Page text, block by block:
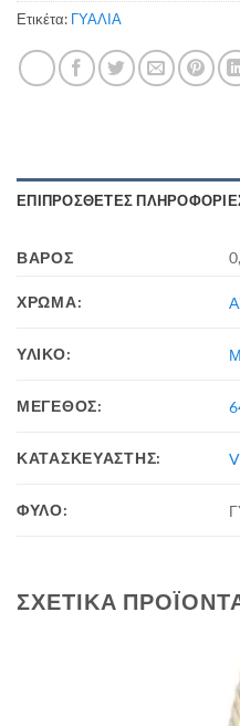
ποσότητα
Ετικέτα: ΓΥΑΛΙΑ
ΕΠΙΠΡΌΣΘΕΤΕΣ
ΒΆΡΟΣ
ΧΡΩΜΑ:
ΥΛΙΚΟ:
ΜΕΓΕΘΟΣ:
ΚΑΤΑΣΚΕΥΑΣΤΗΣ:
ΦΥΛΟ:
ΣΧΕΤΙΚΆ